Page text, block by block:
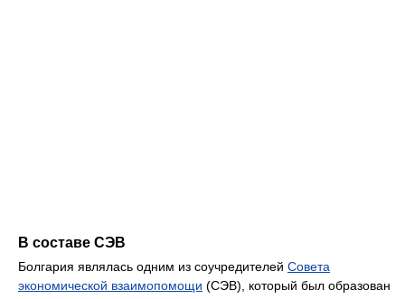
В составе СЭВ
Болгария являлась одним из соучредителей Совета
экономической взаимопомощи (СЭВ), который был образован